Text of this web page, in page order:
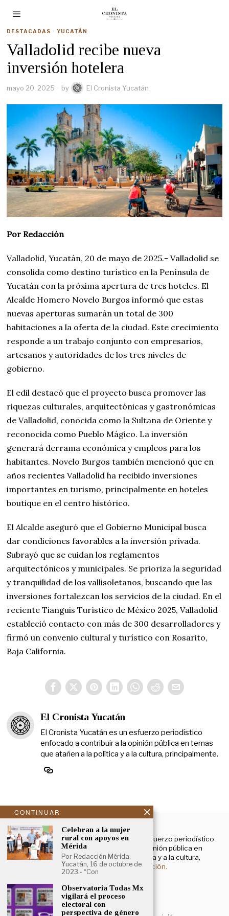
DESTACADAS · YUCATÁN
Valladolid recibe nueva
inversión hotelera
mayo 20, 2025 by El Cronista Yucatán
Por Redacción
Valladolid, Yucatán, 20 de mayo de 2025.- Valladolid se
consolida como destino turístico en la Península de
Yucatán con la próxima apertura de tres hoteles. El
Alcalde Homero Novelo Burgos informó que estas
nuevas aperturas sumarán un total de 300
habitaciones a la oferta de la ciudad. Este crecimiento
responde a un trabajo conjunto con empresarios,
artesanos y autoridades de los tres niveles de
gobierno.
El edil destacó que el proyecto busca promover las
riquezas culturales, arquitectónicas y gastronómicas
de Valladolid, conocida como la Sultana de Oriente y
reconocida como Pueblo Mágico. La inversión
generará derrama económica y empleos para los
habitantes. Novelo Burgos también mencionó que en
años recientes Valladolid ha recibido inversiones
importantes en turismo, principalmente en hoteles
boutique en el centro histórico.
El Alcalde aseguró que el Gobierno Municipal busca
dar condiciones favorables a la inversión privada.
Subrayó que se cuidan los reglamentos
arquitectónicos y municipales. Se prioriza la seguridad
y tranquilidad de los vallisoletanos, buscando que las
inversiones fortalezcan los servicios de la ciudad. En el
reciente Tianguis Turístico de México 2025, Valladolid
estableció contacto con más de 300 desarrolladores y
firmó un convenio cultural y turístico con Rosarito,
Baja California.
El Cronista Yucatán
El Cronista Yucatán es un esfuerzo periodístico
enfocado a contribuir a la opinión pública en temas
que atañen a la política y a la cultura, principalmente.
NOSOTROS
El Cronista Yucatán es un esfuerzo periodístico
enfocado a contribuir a la opinión pública en
temas que atañen a la política y a la cultura,
principalmente. Más información.
Aviso de privacidad
CONTINUAR
Celebran a la mujer
rural con apoyos en
Mérida
Por Redacción Mérida,
Yucatán, 16 de octubre de
2023.- “Con
Observatoria Todas Mx
vigilará el proceso
electoral con
perspectiva de género